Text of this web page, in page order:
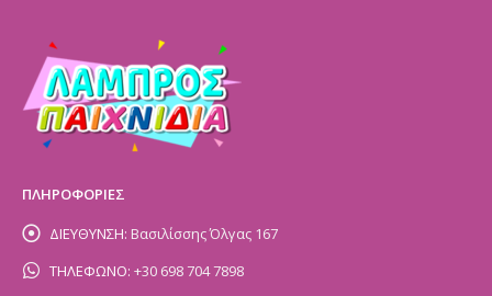
ΠΛΗΡΟΦΟΡΙΕΣ
ΔΙΕΥΘΥΝΣΗ: Βασιλίσσης Όλγας 167
ΤΗΛΕΦΩΝΟ: +30 698 704 7898